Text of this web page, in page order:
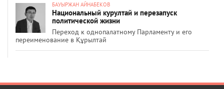
БАУЫРЖАН АЙНАБЕКОВ
Национальный курултай и перезапуск
политической жизни
Переход к однопалатному Парламенту и его
переименование в Құрылтай